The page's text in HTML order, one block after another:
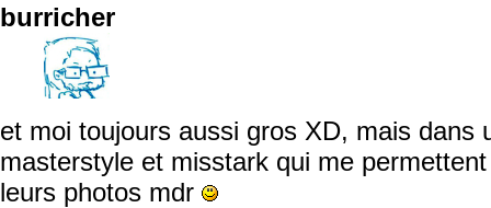
burricher
et moi toujours aussi gros XD, mais dans
masterstyle et misstark qui me
leurs photos mdr